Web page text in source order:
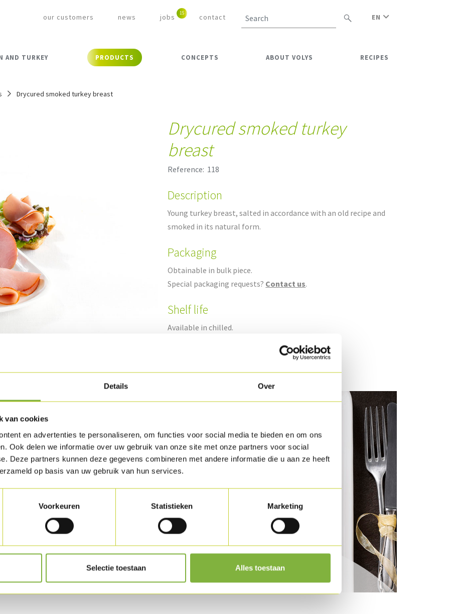
Details Over
van cookies
en advertenties te personaliseren, om functies voor social media te bieden en om ons
Ook delen we informatie over uw gebruik van onze site met onze partners voor social
Deze partners kunnen deze gegevens combineren met andere informatie die u aan ze heeft
op basis van uw gebruik van hun services.
Voorkeuren Statistieken Marketing
Selectie toestaan Alles toestaan
our customers news jobs contact EN
AND TURKEY PRODUCTS CONCEPTS ABOUT VOLYS RECIPES
Drycured smoked turkey breast
Drycured smoked turkey
breast
Reference: 118
Description
Young turkey breast, salted in accordance with an old recipe and
smoked in its natural form.
Packaging
Obtainable in bulk piece.
Special packaging requests? Contact us.
Shelf life
Available in chilled.
Carpaccio of traditional smoked Turkey
fillet